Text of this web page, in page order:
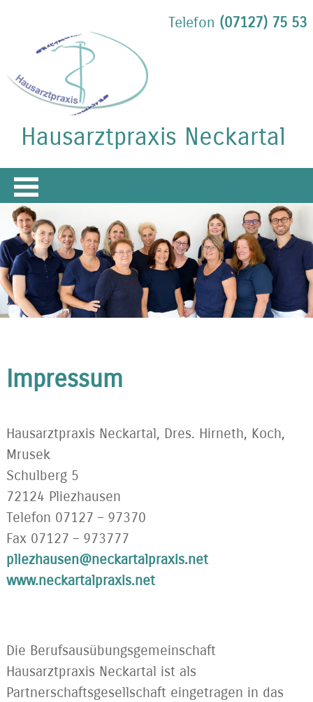
Telefon (07127) 75 53
Hausarztpraxis Neckartal
Impressum
Hausarztpraxis Neckartal, Dres. Hirneth, Koch,
Mrusek
Schulberg 5
72124 Pliezhausen
Telefon 07127 – 97370
Fax 07127 – 973777
pliezhausen@neckartalpraxis.net
www.neckartalpraxis.net
Die Berufsausübungsgemeinschaft
Hausarztpraxis Neckartal ist als
Partnerschaftsgesellschaft eingetragen in das